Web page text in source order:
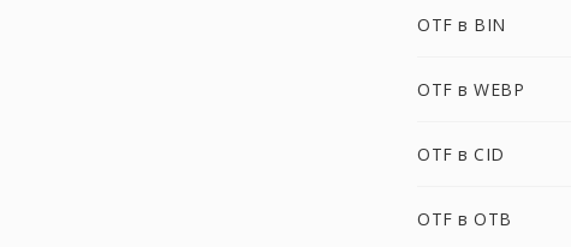
OTF в BIN
OTF в WEBP
OTF в CID
OTF в OTB